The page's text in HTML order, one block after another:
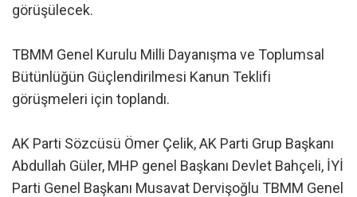
görüşülecek.
TBMM Genel Kurulu Milli Dayanışma ve Toplumsal
Bütünlüğün Güçlendirilmesi Kanun Teklifi
görüşmeleri için toplandı.
AK Parti Sözcüsü Ömer Çelik, AK Parti Grup Başkanı
Abdullah Güler, MHP genel Başkanı Devlet Bahçeli, İYİ
Parti Genel Başkanı Musavat Dervişoğlu TBMM Genel